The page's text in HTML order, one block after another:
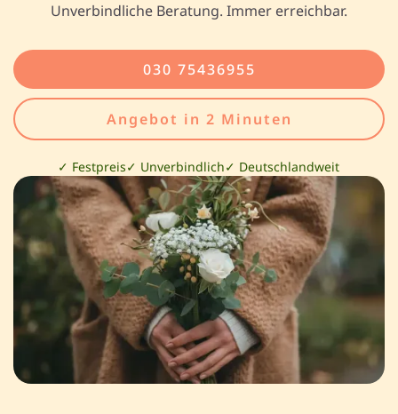
Unverbindliche Beratung. Immer erreichbar.
030 75436955
Angebot in 2 Minuten
✓ Festpreis✓ Unverbindlich✓ Deutschlandweit